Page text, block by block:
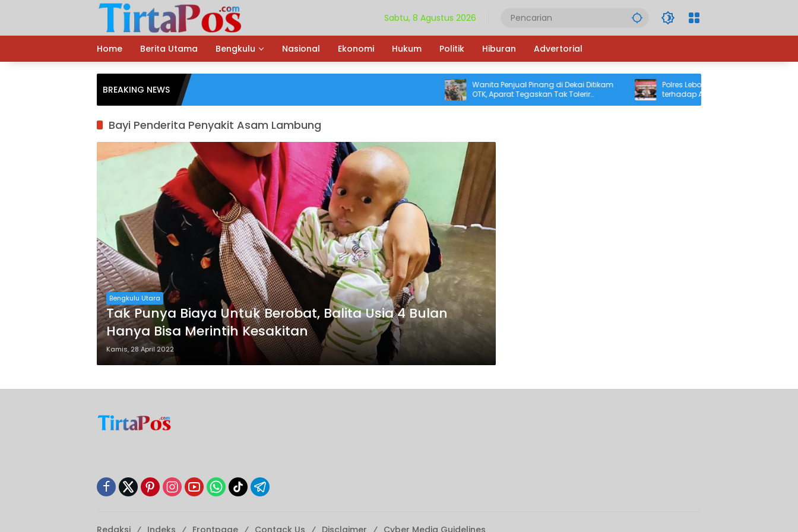
Sabtu, 8 Agustus 2026
Home Berita Utama Bengkulu Nasional Ekonomi Hukum Politik Hiburan Advertorial
BREAKING NEWS
Wanita Penjual Pinang di Dekai Ditikam
OTK, Aparat Tegaskan Tak Tolerir
Kekerasan terhadap Warga Sipil
Polres Lebong Ungkap Kasus Kekerasan
terhadap Anak hingga Meninggal Dunia,
Terduga Pelaku Diamankan
Bayi Penderita Penyakit Asam Lambung
Bengkulu Utara
Tak Punya Biaya Untuk Berobat, Balita Usia 4 Bulan
Hanya Bisa Merintih Kesakitan
Kamis, 28 April 2022